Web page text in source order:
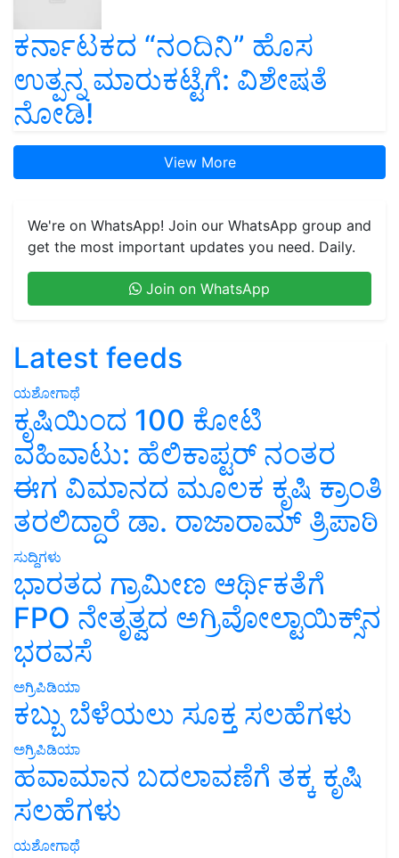
ಕರ್ನಾಟಕದ “ನಂದಿನಿ” ಹೊಸ
ಉತ್ಪನ್ನ ಮಾರುಕಟ್ಟೆಗೆ: ವಿಶೇಷತೆ
ನೋಡಿ!
View More
We're on WhatsApp! Join our WhatsApp group and
get the most important updates you need. Daily.
Join on WhatsApp
Latest feeds
ಯಶೋಗಾಥೆ
ಕೃಷಿಯಿಂದ 100 ಕೋಟಿ
ವಹಿವಾಟು: ಹೆಲಿಕಾಪ್ಟರ್ ನಂತರ
ಈಗ ವಿಮಾನದ ಮೂಲಕ ಕೃಷಿ ಕ್ರಾಂತಿ
ತರಲಿದ್ದಾರೆ ಡಾ. ರಾಜಾರಾಮ್ ತ್ರಿಪಾಠಿ
ಸುದ್ದಿಗಳು
ಭಾರತದ ಗ್ರಾಮೀಣ ಆರ್ಥಿಕತೆಗೆ
FPO ನೇತೃತ್ವದ ಅಗ್ರಿವೋಲ್ಟಾಯಿಕ್ಸ್‌ನ
ಭರವಸೆ
ಅಗ್ರಿಪಿಡಿಯಾ
ಕಬ್ಬು ಬೆಳೆಯಲು ಸೂಕ್ತ ಸಲಹೆಗಳು
ಅಗ್ರಿಪಿಡಿಯಾ
ಹವಾಮಾನ ಬದಲಾವಣೆಗೆ ತಕ್ಕ ಕೃಷಿ
ಸಲಹೆಗಳು
ಯಶೋಗಾಥೆ